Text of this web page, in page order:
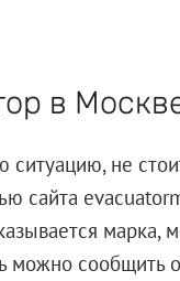
в
не
сайта
марка,
можно сообщить